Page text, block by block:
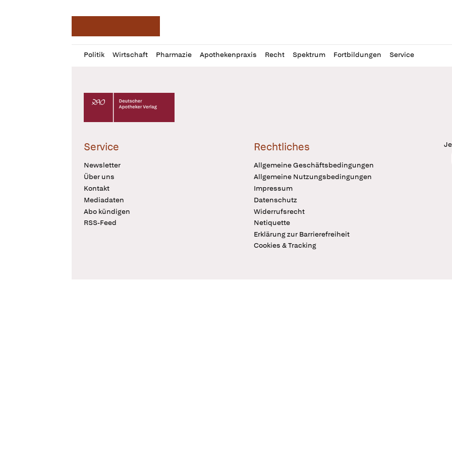
Politik Wirtschaft Pharmazie Apothekenpraxis Recht Spektrum Fortbildungen Service
Profil
öffnen
Daz
Pur
Deutscher Apotheker Verlag Logo
Service
Newsletter
Über uns
Kontakt
Mediadaten
Abo kündigen
RSS-Feed
Rechtliches
Allgemeine Geschäftsbedingungen
Allgemeine Nutzungsbedingungen
Impressum
Datenschutz
Widerrufsrecht
Netiquette
Erklärung zur Barrierefreiheit
Cookies & Tracking